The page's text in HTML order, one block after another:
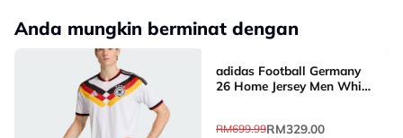
Anda mungkin berminat dengan
adidas Football Germany
26 Home Jersey Men White
RM699.99RM329.00